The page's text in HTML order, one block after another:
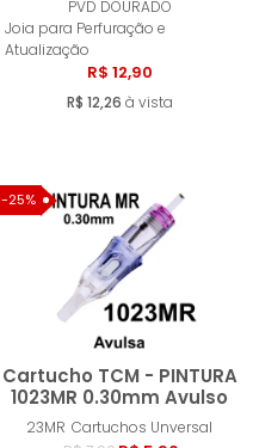
PVD DOURADO
Joia para Perfuração e
Atualização
R$ 12,90
R$ 12,26 à vista
-25%
Cartucho TCM - PINTURA
1023MR 0.30mm Avulso
23MR Cartuchos Unversal